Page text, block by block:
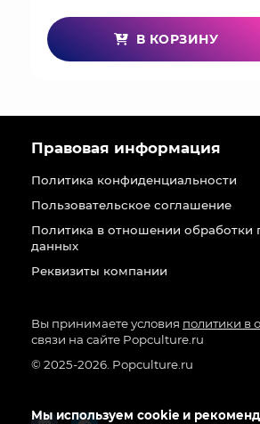
В КОРЗИНУ
Мы используем cookie и
Правовая информация
Политика конфиденциальности
Пользовательское соглашение
Политика в отношении обработки
данных
Реквизиты компании
Вы принимаете условия политики в
связи на сайте Popculture.ru
© 2025-2026. Popculture.ru